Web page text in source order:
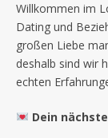
Willkommen im
Dating und
großen Liebe
deshalb sind wir
echten
Dein